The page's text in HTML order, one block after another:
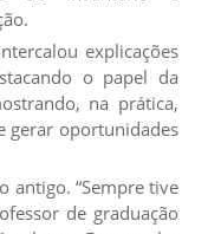
explicações
o papel da
na prática,
gerar oportunidades
antigo. “Sempre tive
de graduação